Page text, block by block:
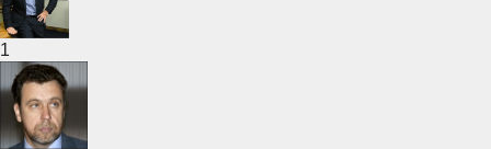
1